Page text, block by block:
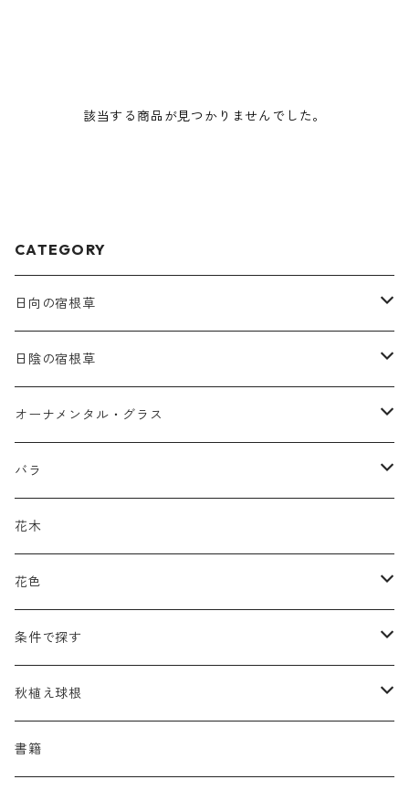
該当する商品が見つかりませんでした。
CATEGORY
日向の宿根草
ア行
アガパンツス
アキレア
アストランティア
アデノフォラ
カ行
カラミンタ
カルタ
クランベ
サ行
サルウィア
サングイソルバ
タ行
タナケツム
タリクトルム
ナ行
ネペタ
ハ行
パエオニア
バプティシア
マ行
ムクゲニア
ラ行
日陰の宿根草
ア行
アクタエア
アコニツム
アルンクス
カ行
ギボウシ
キレンゲショウマ
タ行
ティアレラ
ドイツスズラン
ハ行
ブルネラ
プルモナリア
マ行
メルテンシア
ラ行
ランプロカプノス
シダ類
オーナメンタル・グラス
ア行
エリムス
カ行
カスマンティウム
カレクス
サ行
スティパ
セスレリア
タ行
デスカンプシア
ハ行
ハコネクロア
マ行
バラ
原種類
ハマナシの交配種（HRg）
ランブラー
クライマー
半つる
花木
花色
黒
青
緑
条件で探す
蜜源植物
グランドカバーにも良い植物
秋植え球根
アリウム
書籍